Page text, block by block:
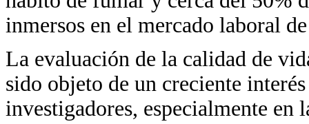
inmersos en el mercado laboral
La evaluación de la calidad de
sido objeto de un creciente
investigadores, especialmente en